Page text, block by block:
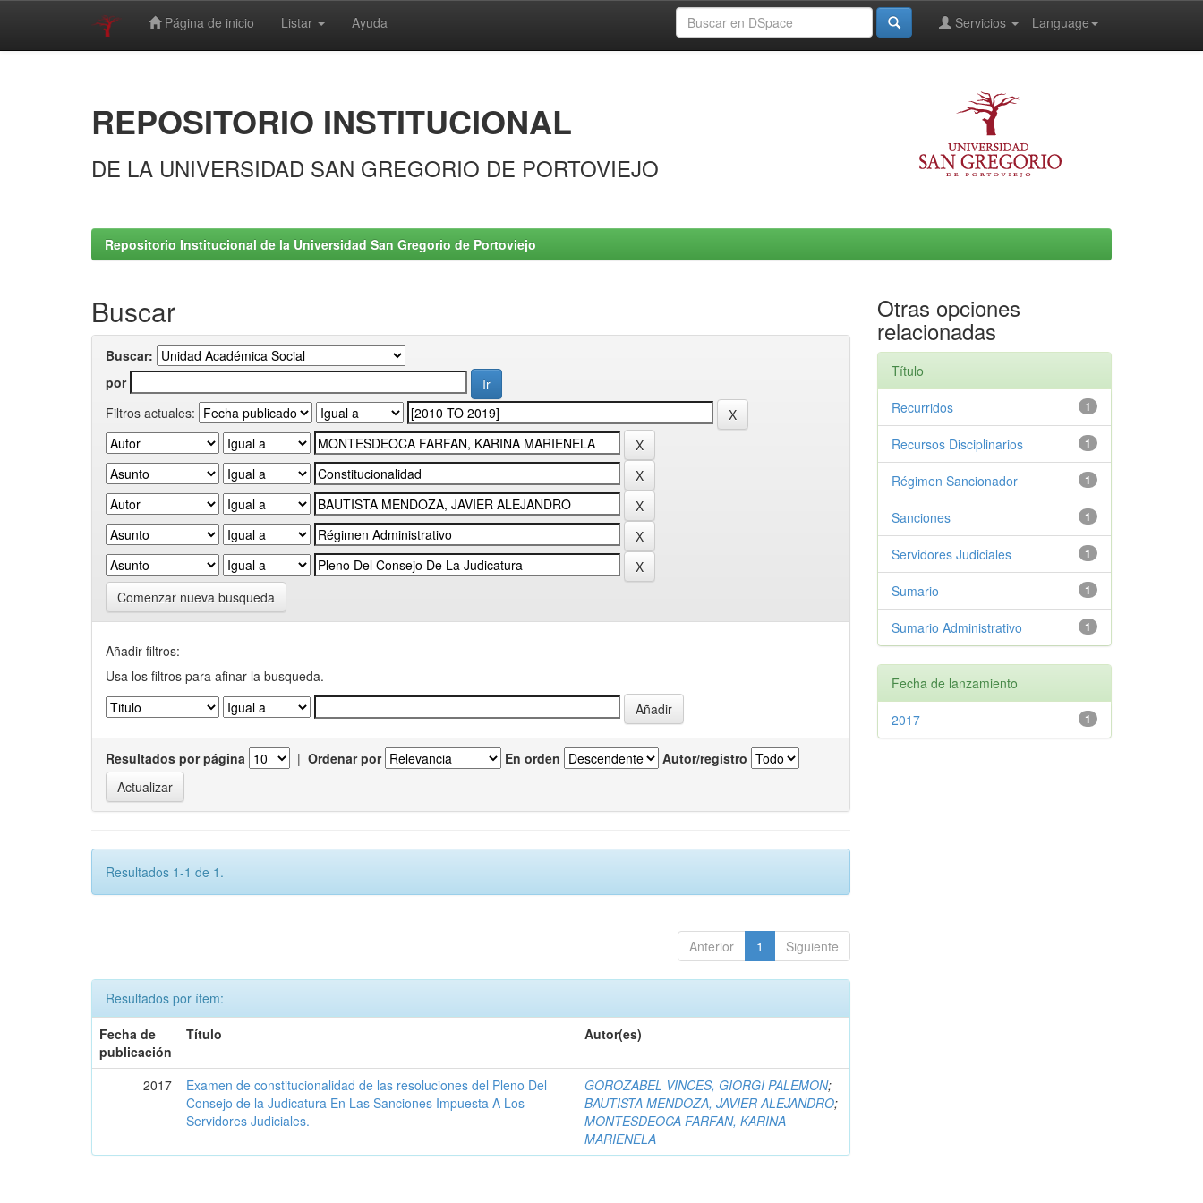
Página de inicio Listar Ayuda Language
Servicios
REPOSITORIO INSTITUCIONAL
DE LA UNIVERSIDAD SAN GREGORIO DE PORTOVIEJO
Repositorio Institucional de la Universidad San Gregorio de Portoviejo
Buscar
Buscar:
por
Filtros actuales:
Comenzar nueva busqueda
Añadir filtros:
Usa los filtros para afinar la busqueda.
Resultados por página | Ordenar por En orden Autor/registro
Resultados 1-1 de 1.
Anterior 1 Siguiente
Resultados por ítem:
Fecha de
publicación
Título Autor(es)
2017
Examen de constitucionalidad de las resoluciones del Pleno Del
Consejo de la Judicatura En Las Sanciones Impuesta A Los
Servidores Judiciales.
GOROZABEL VINCES, GIORGI PALEMON;
BAUTISTA MENDOZA, JAVIER ALEJANDRO;
MONTESDEOCA FARFAN, KARINA
MARIENELA
Otras opciones
relacionadas
Título
1
Recurridos
1
Recursos Disciplinarios
1
Régimen Sancionador
1
Sanciones
1
Servidores Judiciales
1
Sumario
1
Sumario Administrativo
Fecha de lanzamiento
1
2017